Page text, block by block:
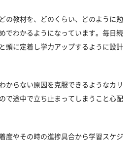
の教材を、どのくらい、どのように勉
でわかるようになっています。毎日続
頭に定着し学力アップするように設計
からない原因を克服できるようなカリ
で途中で立ち止まってしまうこと心配
度やその時の進捗具合から学習スケジ